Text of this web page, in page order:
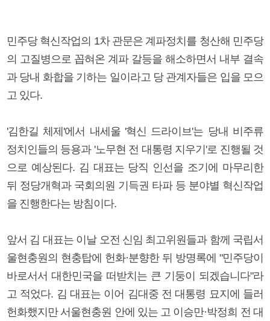
민주당 혁신작업의 1차 관문은 계파정치를 청산해 민주당
의 고질병으로 꼽혀온 계파 갈등을 해소하면서 내부 결속
과 당내 화합을 기하는 일이라고 당 관계자들은 입을 모으
고 있다.
'김한길 체제'에서 내세울 '혁신 드라이브'는 당내 비주류
정치인들의 등용과 '노무현 전 대통령 지우기'로 진행될 것
으로 예상된다. 김 대표는 당직 인선을 조기에 마무리한
뒤 정당개혁과 국회의원 기득권 타파 등 분야별 혁신작업
을 진행한다는 방침이다.
앞서 김 대표는 이날 오전 신임 최고위원들과 함께 국립서
울현충원의 현충탑에 헌화·분향한 뒤 방명록에 "민주당이
바로서서 대한민국을 떠받치는 큰 기둥이 되겠습니다"라
고 적었다. 김 대표는 이어 김대중 전 대통령 묘지에 들러
헌화했지만 서울현충원 안에 있는 고 이승만·박정희 전 대